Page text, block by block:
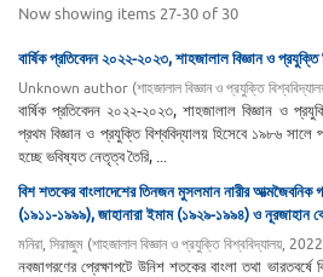
Now showing items 27-30 of 30
বার্ষিক প্রতিবেদন ২০২২-২০২৩, শাহজালাল বিজ্ঞান ও প্রযুক্তি
Unknown author (শাহজালাল বিজ্ঞান ও প্রযুক্তি
বার্ষিক প্রতিবেদন ২০২২-২০২৩, শাহজালাল বিজ্ঞান ও
প্রথম বিজ্ঞান ও প্রযুক্তি বিশ্ববিদ্যালয় হিসেবে ১৯৮৬ সালে
হচ্ছে ভবিষ্যত নেতৃত্ব তৈরি, ...
বিশ শতকের বাংলাদেশের তিনজন মুসলমান নারীর
(১৯১১-১৯৯৯), জাহানারা ইমাম (১৯২৯-১৯৯৪) ও নূরজাহান
মনিরা, সিরাজুম (শাহজালাল বিজ্ঞান ও প্রযুক্তি বিশ্ববিদ্যালয়,
নবজাগরণের প্রেক্ষাপটে উনিশ শতকের বাংলা তথা ভারতবর্ষে